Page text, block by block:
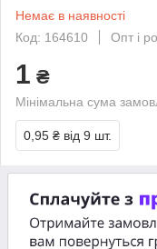
Немає в наявності
Код: 164610
Опт і
1 ₴
Мінімальна сума
0,95 ₴ від 9 шт.